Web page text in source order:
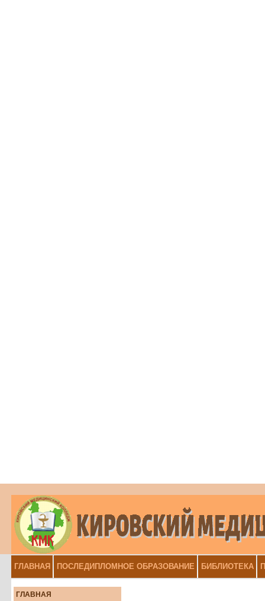
ГЛАВНАЯ ПОСЛЕДИПЛОМНОЕ ОБРАЗОВАНИЕ БИБЛИОТЕКА
ГЛАВНАЯ